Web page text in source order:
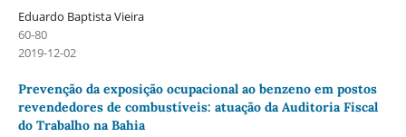
Eduardo Baptista Vieira
60-80
2019-12-02
Prevenção da exposição ocupacional ao benzeno em postos
revendedores de combustíveis: atuação da Auditoria Fiscal
do Trabalho na Bahia